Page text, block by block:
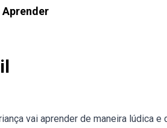
Aprender
vai aprender de maneira lúdica e